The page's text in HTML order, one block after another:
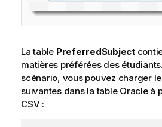
La table PreferredSubject
matières préférées des
scénario, vous pouvez charger
suivantes dans la table Oracle à
CSV :